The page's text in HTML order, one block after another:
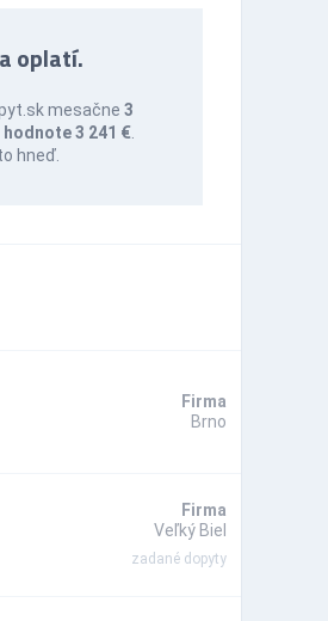
oplatí.
mesačne 3
3 241 €.
hneď.
Firma
Brno
Firma
Veľký Biel
zadané dopyty